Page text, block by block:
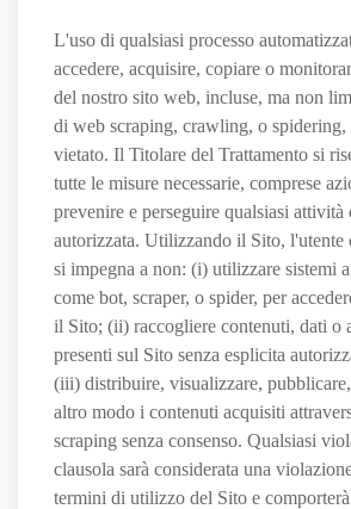
L'uso di qualsiasi processo
accedere, acquisire, copiare o
del nostro sito web, incluse, ma non
di web scraping, crawling, o spidering,
vietato. Il Titolare del Trattamento si
tutte le misure necessarie, comprese
prevenire e perseguire qualsiasi attività
autorizzata. Utilizzando il Sito, l'utente
si impegna a non: (i) utilizzare sistemi
come bot, scraper, o spider, per
il Sito; (ii) raccogliere contenuti, dati o
presenti sul Sito senza esplicita
(iii) distribuire, visualizzare,
altro modo i contenuti acquisiti
scraping senza consenso. Qualsiasi
clausola sarà considerata una
termini di utilizzo del Sito e